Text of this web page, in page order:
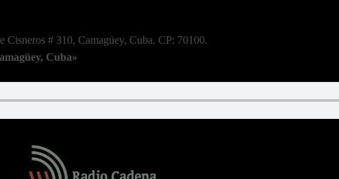
Cisneros # 310, Camagüey, Cuba. CP: 70100.
Cuba»